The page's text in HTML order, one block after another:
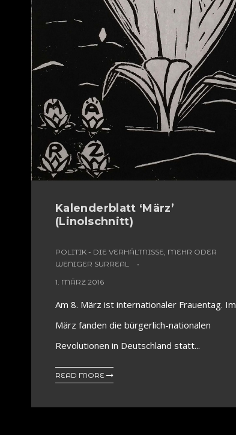
Kalenderblatt ‘März’
(Linolschnitt)
POLITIK - DIE VERHÄLTNISSE, MEHR ODER
WENIGER SURREAL
1. MÄRZ 2016
Am 8. März ist internationaler Frauentag. Im
März fanden die bürgerlich-nationalen
Revolutionen in Deutschland statt...
READ MORE